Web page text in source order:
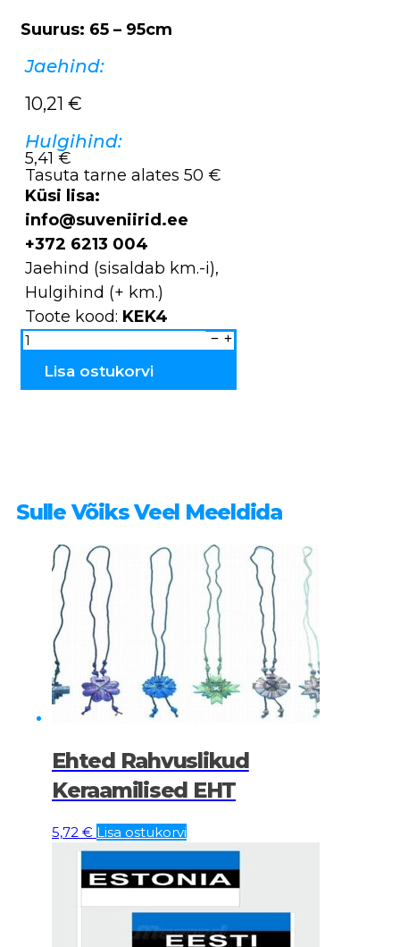
Suurus: 65 – 95cm
Jaehind:
10,21 €
Hulgihind:
5,41 €
Tasuta tarne alates 50 €
Küsi lisa:
info@suveniirid.ee
+372 6213 004
Jaehind (sisaldab km.-i),
Hulgihind (+ km.)
Toote kood: KEK4
Kaelakee
puidust
KEK4
Lisa ostukorvi
Sulle Võiks Veel Meeldida
Ehted Rahvuslikud
Keraamilised EHT
5,72 € Lisa ostukorvi